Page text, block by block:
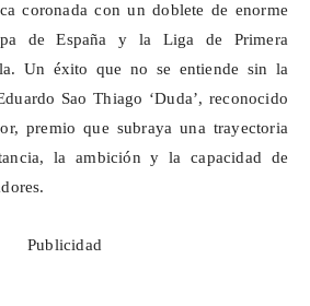
coronada con un doblete de enorme
de España y la Liga de Primera
Un éxito que no se entiende sin la
Sao Thiago ‘Duda’, reconocido
premio que subraya una trayectoria
la ambición y la capacidad de
Publicidad